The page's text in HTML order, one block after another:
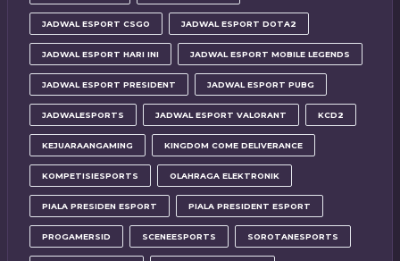
JADWAL ESPORT CSGO JADWAL ESPORT DOTA2
JADWAL ESPORT HARI INI JADWAL ESPORT MOBILE LEGENDS
JADWAL ESPORT PRESIDENT JADWAL ESPORT PUBG
JADWALESPORTS JADWAL ESPORT VALORANT KCD2
KEJUARAANGAMING KINGDOM COME DELIVERANCE
KOMPETISIESPORTS OLAHRAGA ELEKTRONIK
PIALA PRESIDEN ESPORT PIALA PRESIDENT ESPORT
PROGAMERSID SCENEESPORTS SOROTANESPORTS